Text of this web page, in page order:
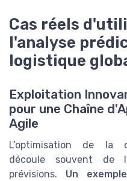
Cas réels
l'analyse
logistique
Exploitation
pour une Chaîne
Agile
L’optimisation de la
découle souvent de
prévisions. Un